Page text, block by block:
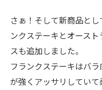
さぁ！そして新商品と
ンクステーキとオース
スも追加しました。
フランクステーキはバ
が強くアッサリしていて